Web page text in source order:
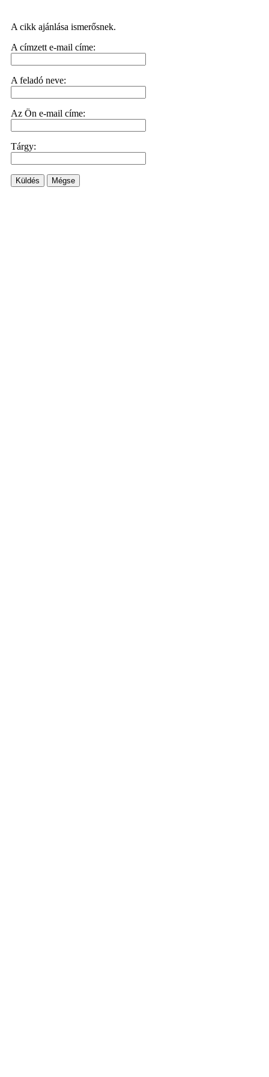
A cikk ajánlása ismerősnek.
A címzett e-mail címe:
A feladó neve:
Az Ön e-mail címe:
Tárgy:
Küldés Mégse